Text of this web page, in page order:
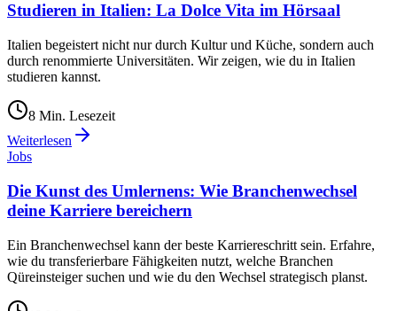
Studieren in Italien: La Dolce Vita im Hörsaal
Italien begeistert nicht nur durch Kultur und Küche, sondern auch
durch renommierte Universitäten. Wir zeigen, wie du in Italien
studieren kannst.
8 Min. Lesezeit
Weiterlesen
Jobs
Die Kunst des Umlernens: Wie Branchenwechsel
deine Karriere bereichern
Ein Branchenwechsel kann der beste Karriereschritt sein. Erfahre,
wie du transferierbare Fähigkeiten nutzt, welche Branchen
Qüreinsteiger suchen und wie du den Wechsel strategisch planst.